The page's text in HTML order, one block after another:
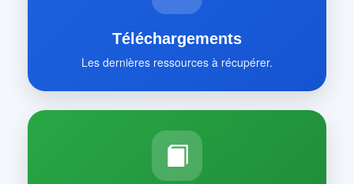
Téléchargements
Les dernières ressources à récupérer.